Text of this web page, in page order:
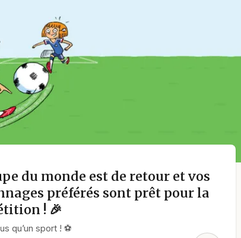
du monde est de retour et vos
préférés sont prêt pour la
! 🎉
qu’un sport ! ⚽